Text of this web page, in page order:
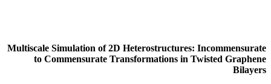
Multiscale Simulation of 2D Heterostructures: Incommensurate
to Commensurate Transformations in Twisted Graphene
Bilayers